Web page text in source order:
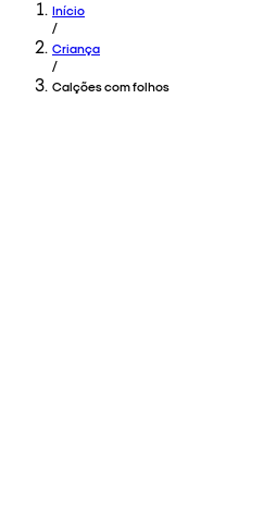
Início
/
Criança
/
Calções com folhos